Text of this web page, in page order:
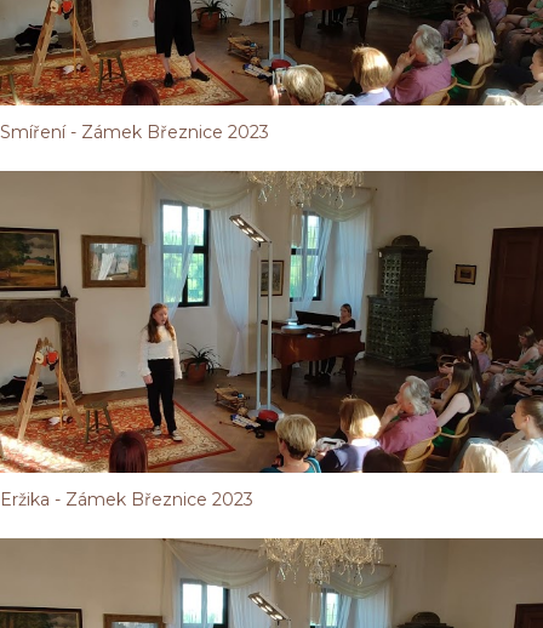
Smíření - Zámek Březnice 2023
Eržika - Zámek Březnice 2023